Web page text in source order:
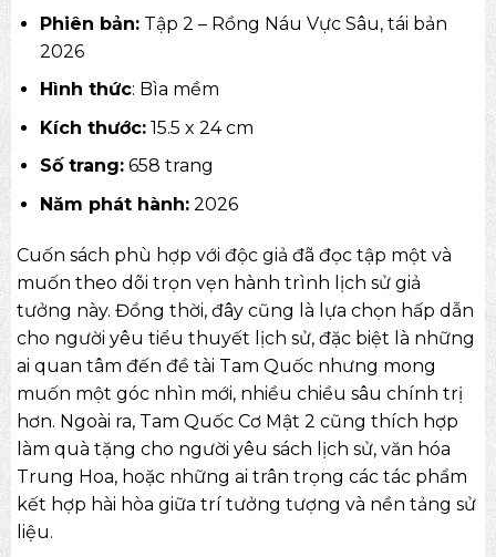
Phiên bản:Tập 2 – Rồng Náu Vực Sâu, tái bản
2026
Hình thức: Bìa mềm
Kích thước:15.5 x 24 cm
Số trang:658 trang
Năm phát hành:2026
Cuốn sách phù hợp với độc giả đã đọc tập một và
muốn theo dõi trọn vẹn hành trình lịch sử giả
tưởng này. Đồng thời, đây cũng là lựa chọn hấp dẫn
cho người yêu tiểu thuyết lịch sử, đặc biệt là những
ai quan tâm đến đề tài Tam Quốc nhưng mong
muốn một góc nhìn mới, nhiều chiều sâu chính trị
hơn. Ngoài ra, Tam Quốc Cơ Mật 2 cũng thích hợp
làm quà tặng cho người yêu sách lịch sử, văn hóa
Trung Hoa, hoặc những ai trân trọng các tác phẩm
kết hợp hài hòa giữa trí tưởng tượng và nền tảng sử
liệu.